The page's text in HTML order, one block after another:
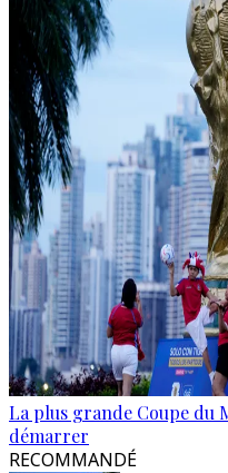
La plus grande Coupe du
démarrer
RECOMMANDÉ